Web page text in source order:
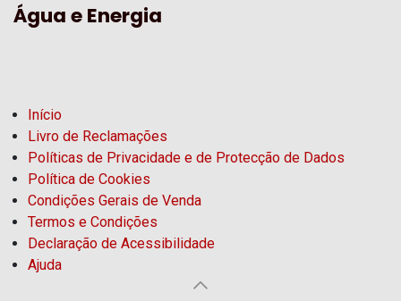
Água e Energia
Início
Livro de Reclamações
Políticas de Privacidade e de Protecção de Dados
Política de Cookies
Condições Gerais de Venda
Termos e Condições
Declaração de Acessibilidade
Ajuda